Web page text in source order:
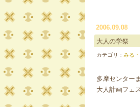
2006.09.08
大人の学祭
カテゴリ：みる
多摩センター
大人計画フェ